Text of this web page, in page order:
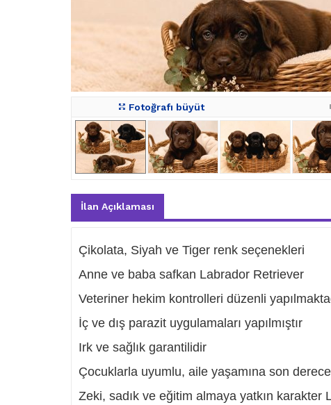
Fotoğrafı büyüt
İlan Açıklaması
Çikolata, Siyah ve Tiger renk seçenekleri
Anne ve baba safkan Labrador Retriever
Veteriner hekim kontrolleri düzenli
İç ve dış parazit uygulamaları yapılmıştır
Irk ve sağlık garantilidir
Çocuklarla uyumlu, aile yaşamına son
Zeki, sadık ve eğitim almaya yatkın